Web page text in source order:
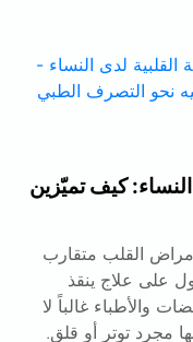
النساء: كيف تميّزين
أمراض القلب متقارب
على علاج ينقذ
والأطباء غالباً لا
مجرد توتر أو قلق.